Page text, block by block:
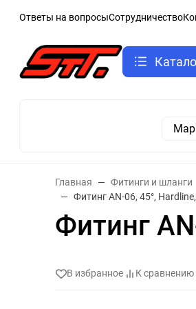
Ответы на вопросыСотрудничество
Главная Фитинги и шланги
Фитинг AN-06, 45°,
Фитинг
В избранное К сравнению